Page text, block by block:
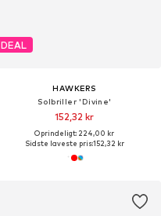
DEAL
HAWKERS
Solbriller 'Divine'
152,32 kr
Oprindeligt: 224,00 kr
Sidste laveste pris:152,32 kr